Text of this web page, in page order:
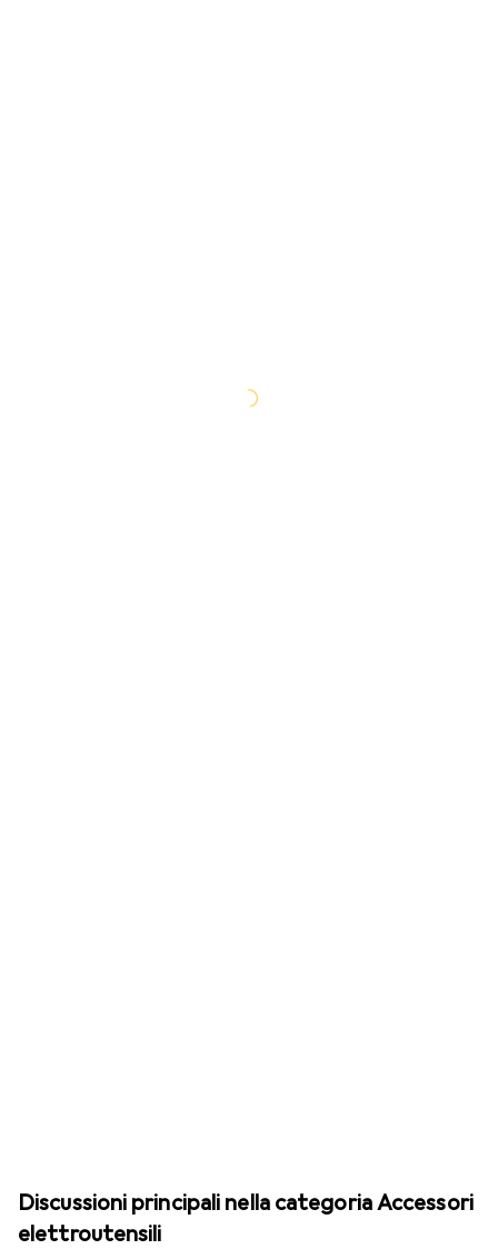
Discussioni principali nella categoria Accessori
elettroutensili